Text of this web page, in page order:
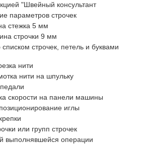
"Швейный консультант
параметров строчек
стежка 5 мм
строчки 9 мм
строчек, петель и буквами
нити
нити на шпульку
скорости на панели машины
иглы
или групп строчек
выполнявшейся операции